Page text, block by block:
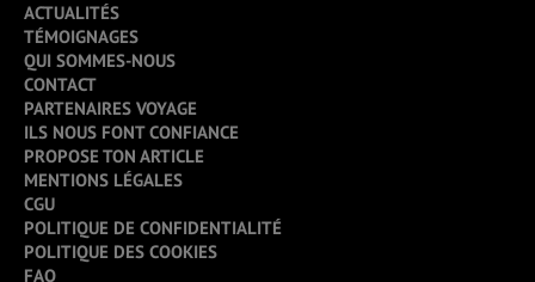
ACTUALITÉS
TÉMOIGNAGES
QUI SOMMES-NOUS
CONTACT
PARTENAIRES VOYAGE
ILS NOUS FONT CONFIANCE
PROPOSE TON ARTICLE
MENTIONS LÉGALES
CGU
POLITIQUE DE CONFIDENTIALITÉ
POLITIQUE DES COOKIES
FAQ